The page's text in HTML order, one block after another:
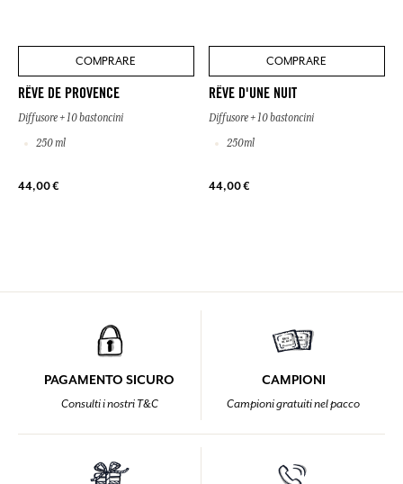
COMPRARE
RÊVE DE PROVENCE
Diffusore + 10 bastoncini
250 ml
44,00 €
COMPRARE
RÊVE D'UNE NUIT
Diffusore + 10 bastoncini
250ml
44,00 €
PAGAMENTO SICURO
Consulti i nostri T&C
CAMPIONI
Campioni gratuiti nel pacco